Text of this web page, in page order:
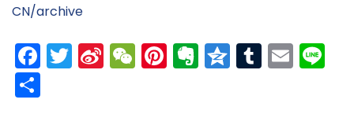
CN/archive
Facebook
Twitter
Sina
Weibo
WeChat
Pinterest
Evernote
Qzone
Tumblr